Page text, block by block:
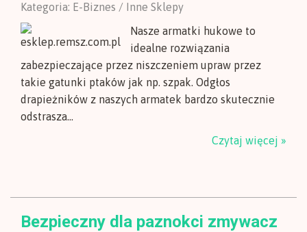
Kategoria: E-Biznes / Inne Sklepy
Nasze armatki hukowe to
idealne rozwiązania
zabezpieczające przez niszczeniem upraw przez
takie gatunki ptaków jak np. szpak. Odgłos
drapieżników z naszych armatek bardzo skutecznie
odstrasza...
Czytaj więcej »
Bezpieczny dla paznokci zmywacz